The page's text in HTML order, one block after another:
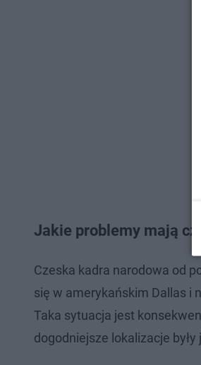
Jakie problemy mają
Czeska kadra narodowa od
się w amerykańskim Dallas i
Taka sytuacja jest
dogodniejsze lokalizacje